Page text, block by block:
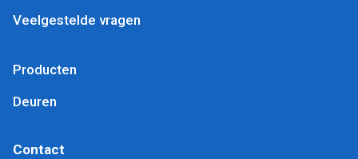
Veelgestelde vragen
Producten
Deuren
Contact